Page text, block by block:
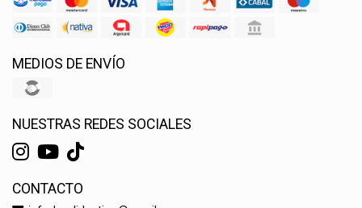
MEDIOS DE ENVÍO
NUESTRAS REDES SOCIALES
CONTACTO